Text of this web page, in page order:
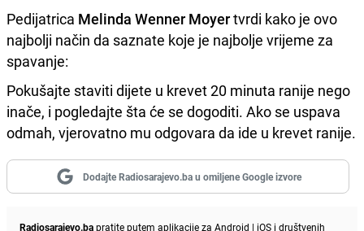
Pedijatrica Melinda Wenner Moyertvrdi kako je ovo
najbolji način da saznate koje je najbolje vrijeme za
spavanje:
Pokušajte staviti dijete u krevet 20 minuta ranije nego
inače, i pogledajte šta će se dogoditi. Ako se uspava
odmah, vjerovatno mu odgovara da ide u krevet ranije.
Dodajte Radiosarajevo.ba u omiljene Google izvore
Radiosarajevo.bapratite putem aplikacije za Android | iOS i društvenih